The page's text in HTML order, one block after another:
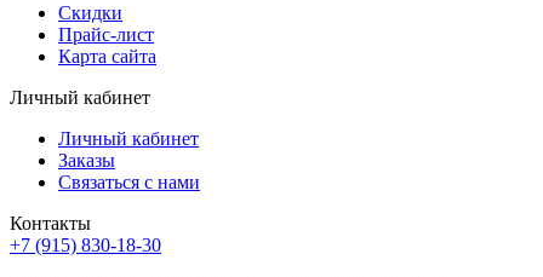
Скидки
Прайс-лист
Карта сайта
Личный кабинет
Личный кабинет
Заказы
Связаться с нами
Контакты
+7 (915) 830-18-30